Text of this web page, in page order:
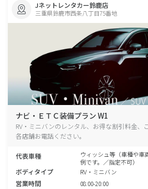
Jネットレンタカー鈴鹿店
三重県鈴鹿市西条八丁目75番地
ナビ・ＥＴＣ装備プラン W1
RV・ミニバンのレンタル、お得な割引料金、
各店舗お電話ください。
代表車種
ウィッシュ等（車種や車
例です。／指定不可）
ボディタイプ RV・ミニバン
営業時間 08:00-20:00